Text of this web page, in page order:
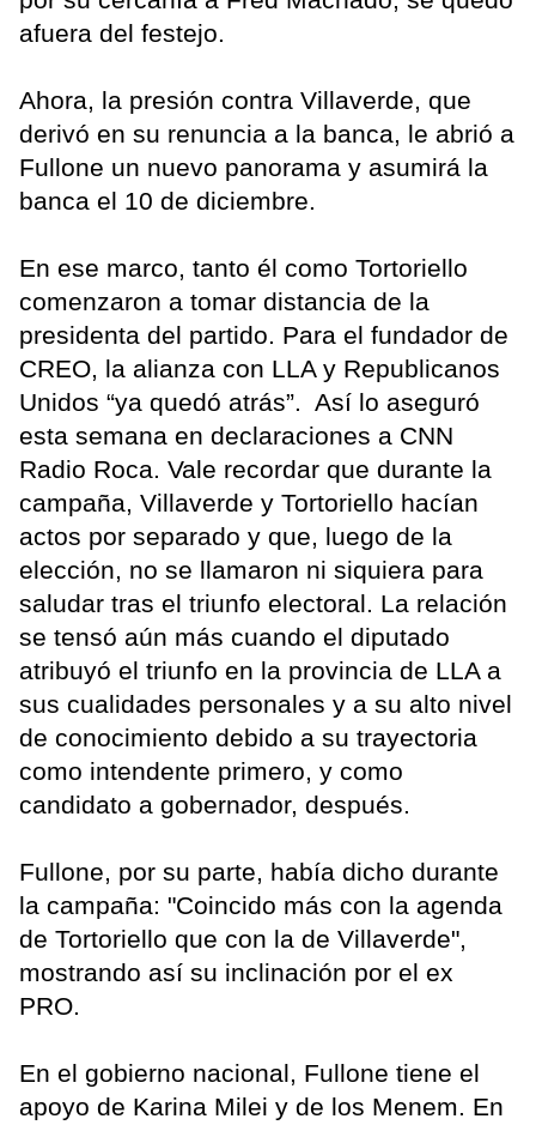
afuera del festejo.
Ahora, la presión contra Villaverde, que
derivó en su renuncia a la banca, le abrió a
Fullone un nuevo panorama y asumirá la
banca el 10 de diciembre.
En ese marco, tanto él como Tortoriello
comenzaron a tomar distancia de la
presidenta del partido. Para el fundador de
CREO, la alianza con LLA y Republicanos
Unidos “ya quedó atrás”. Así lo aseguró
esta semana en declaraciones a CNN
Radio Roca. Vale recordar que durante la
campaña, Villaverde y Tortoriello hacían
actos por separado y que, luego de la
elección, no se llamaron ni siquiera para
saludar tras el triunfo electoral. La relación
se tensó aún más cuando el diputado
atribuyó el triunfo en la provincia de LLA a
sus cualidades personales y a su alto nivel
de conocimiento debido a su trayectoria
como intendente primero, y como
candidato a gobernador, después.
Fullone, por su parte, había dicho durante
la campaña: "Coincido más con la agenda
de Tortoriello que con la de Villaverde",
mostrando así su inclinación por el ex
PRO.
En el gobierno nacional, Fullone tiene el
apoyo de Karina Milei y de los Menem. En